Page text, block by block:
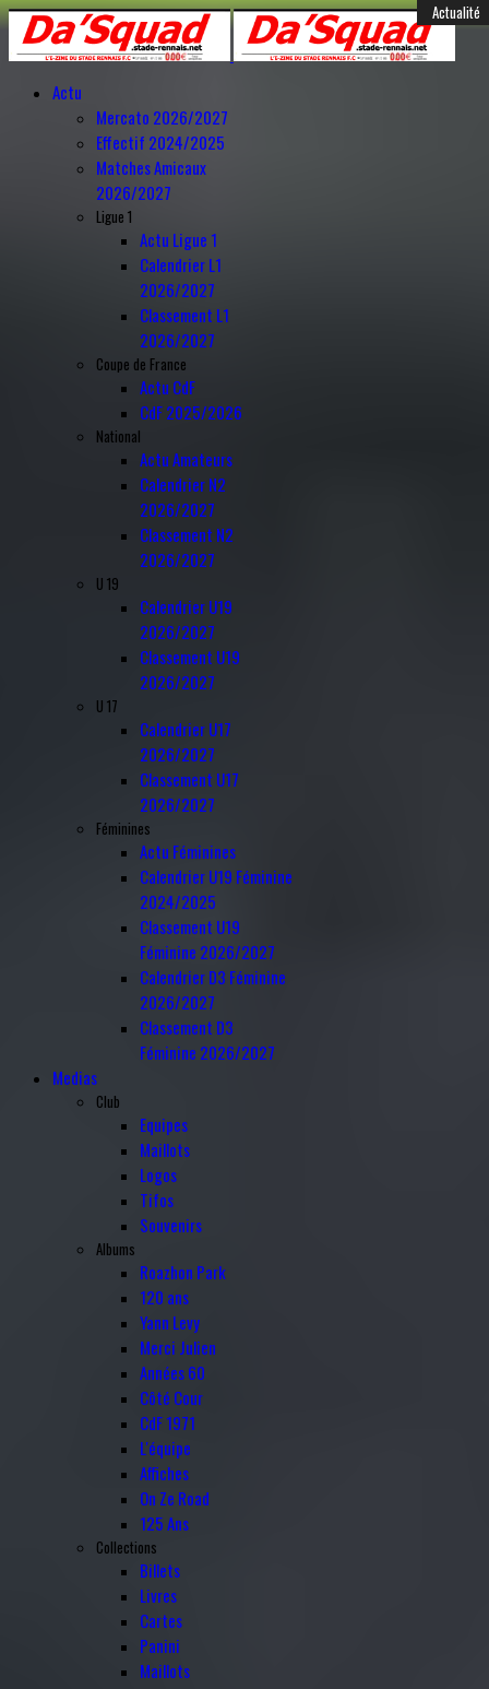
Actu
Mercato 2026/2027
Effectif 2024/2025
Matches Amicaux
2026/2027
Ligue 1
Actu Ligue 1
Calendrier L1
2026/2027
Classement L1
2026/2027
Coupe de France
Actu CdF
CdF 2025/2026
National
Actu Amateurs
Calendrier N2
2026/2027
Classement N2
2026/2027
U 19
Calendrier U19
2026/2027
Classement U19
2026/2027
U 17
Calendrier U17
2026/2027
Classement U17
2026/2027
Féminines
Actu Féminines
Calendrier U19 Féminine
2024/2025
Classement U19
Féminine 2026/2027
Calendrier D3 Féminine
2026/2027
Classement D3
Féminine 2026/2027
Medias
Club
Equipes
Maillots
Logos
Tifos
Souvenirs
Albums
Roazhon Park
120 ans
Yann Levy
Merci Julien
Années 60
Côté Cour
CdF 1971
L'équipe
Affiches
On Ze Road
125 Ans
Collections
Billets
Livres
Cartes
Panini
Maillots
Mercato
Mercato
Féminines
Mercato
Mercato
Amical
Actualité
Mercato
Mercato
Actualité
Mercato
Mercato
Mercato
Mercato
Mercato
Actualité
Anciens
Actualité
précédente
précédent
suivante
suivant